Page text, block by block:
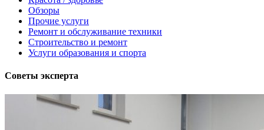
Обзоры
Прочие услуги
Ремонт и обслуживание техники
Строительство и ремонт
Услуги образования и спорта
Советы эксперта